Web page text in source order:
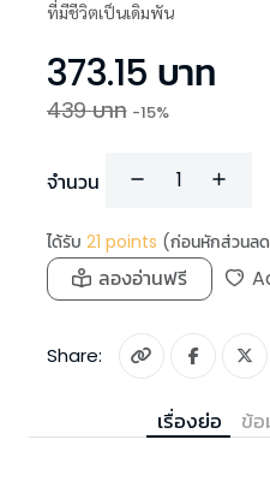
ที่มีชีวิตเป็นเดิมพัน
373.15 บาท
439บาท -15%
จำนวน
ได้รับ 21 points (ก่อนหักส่วนล
ลองอ่านฟรี
Share:
เรื่องย่อ ข้